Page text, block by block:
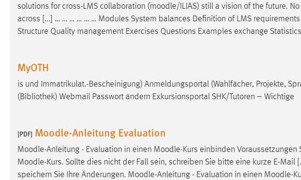
solutions for cross-LMS collaboration (moodle/ILIAS) still a vision of the future.
across [...] … … … … … … Modules System balances Definition of LMS
Structure Quality management Exercises Questions Examples exchange Statistics
MyOTH
is und Im­mat­ri­kulat.-Bescheinigung) Anmeldungsportal (Wahlfächer, Projekte,
(Bibliothek) Webmail Passwort ändern Exkursionsportal SHK/Tutoren – Wichtige
[PDF] Moodle-Anleitung Evaluation
Moodle-Anleitung - Evaluation in einen Moodle-Kurs einbinden
Moodle-Kurs. Sollte dies nicht der Fall sein, schreiben Sie bitte eine kurze E-Mail
speichern Sie Ihre Änderungen. Moodle-Anleitung - Evaluation in einen Moodle-
Sitzungslaufzeit, mibew_locale = 3
Zweck:
Dieser Cookie ist notwendig um sich an
der Website einloggen zu können.
STATISTIK
Statistik Cookies erfassen Informationen anonym.
Diese Informationen helfen uns zu verstehen, wie